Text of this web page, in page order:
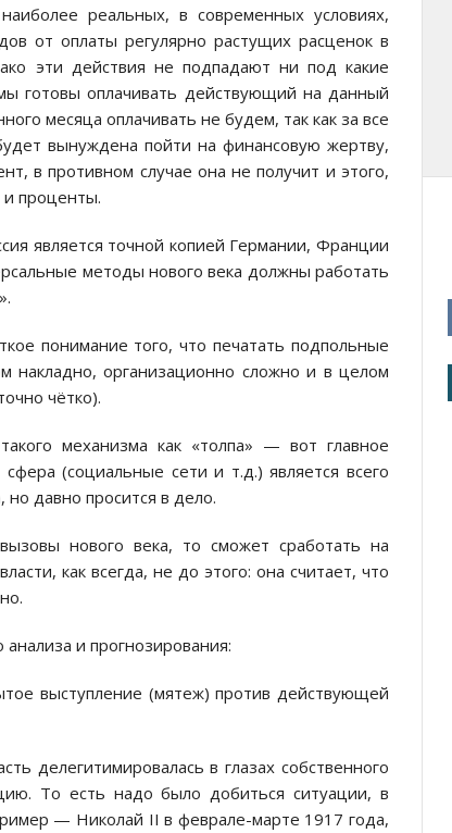
реальных, в современных условиях,
от оплаты регулярно растущих расценок в
эти действия не подпадают ни под какие
готовы оплачивать действующий на данный
месяца оплачивать не будем, так как за все
вынуждена пойти на финансовую жертву,
в противном случае она не получит и этого,
и проценты.
является точной копией Германии, Франции
методы нового века должны работать
понимание того, что печатать подпольные
накладно, организационно сложно и в целом
чётко).
механизма как «толпа» — вот главное
(социальные сети и т.д.) является всего
давно просится в дело.
нового века, то сможет сработать на
как всегда, не до этого: она считает, что
и прогнозирования:
выступление (мятеж) против действующей
делегитимировалась в глазах собственного
То есть надо было добиться ситуации, в
— Николай II в феврале-марте 1917 года,